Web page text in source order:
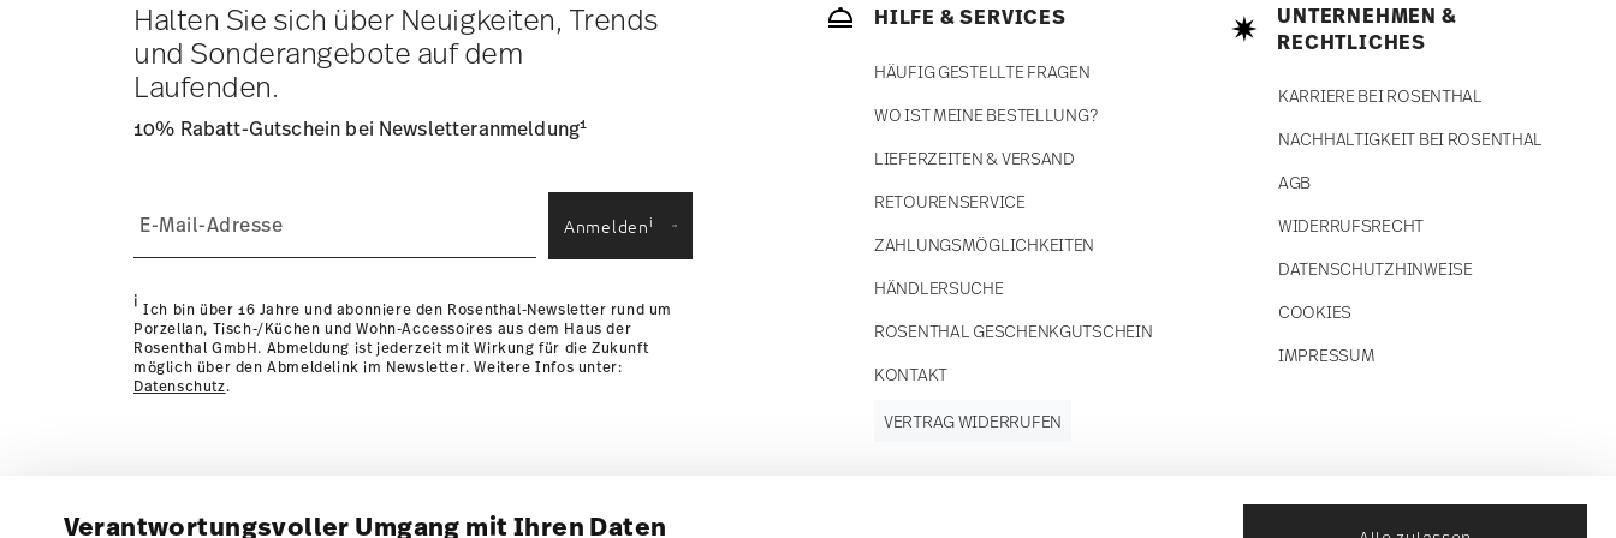
Verantwortungsvoller Umgang mit Ihren Daten
Lieferzeit innerhalb Deutschlands:
3-5 Werktage für vorrätige Artikel. Sie können die Lieferzeiten in
andere Länderhier einsehen.
Retouren:Für Retouren nutzen Sie bitte unserenRetourenservice
Halten Sie sich über Neuigkeiten, Trends
und Sonderangebote auf dem
Laufenden.
10% Rabatt-Gutschein bei Newsletteranmeldung1
Anmeldeni
i Ich bin über 16 Jahre und abonniere den Rosenthal-Newsletter rund um
Porzellan, Tisch-/Küchen und Wohn-Accessoires aus dem Haus der
Rosenthal GmbH. Abmeldung ist jederzeit mit Wirkung für die Zukunft
möglich über den Abmeldelink im Newsletter. Weitere Infos unter:
Datenschutz.
HILFE & SERVICES
HÄUFIG GESTELLTE FRAGEN
WO IST MEINE BESTELLUNG?
LIEFERZEITEN & VERSAND
RETOURENSERVICE
ZAHLUNGSMÖGLICHKEITEN
HÄNDLERSUCHE
ROSENTHAL GESCHENKGUTSCHEIN
KONTAKT
UNTERNEHMEN &
RECHTLICHES
KARRIERE BEI ROSENTHAL
NACHHALTIGKEIT BEI ROSENTHAL
AGB
WIDERRUFSRECHT
DATENSCHUTZHINWEISE
COOKIES
IMPRESSUM
VERTRAG WIDERRUFEN
Folgen Sie uns